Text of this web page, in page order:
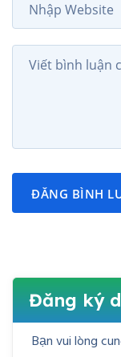
ĐĂNG BÌNH
Đăng ký
Bạn vui lòng